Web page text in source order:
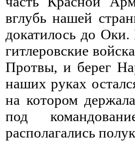
вглубь нашей
докатилось до
гитлеровские
Протвы, и берег
наших руках
на котором
под
располагались